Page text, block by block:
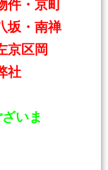
件・京町
坂・南禅
京区岡
社
いま